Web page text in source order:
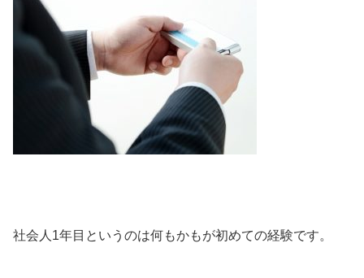
社会人1年目というのは何もかもが初めての経験です。